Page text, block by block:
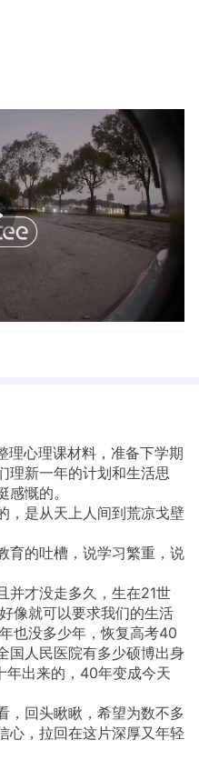
理心理课材料，准备下学期
理新一年的计划和生活思
慨的。
，是从天上人间到荒凉戈壁
育的吐槽，说学习繁重，说
并才没走多久，生在21世
像就可以要求我们的生活
也没多少年，恢复高考40
国人民医院有多少硕博出身
出来的，40年变成今天
，回头瞅瞅，希望为数不多
心，拉回在这片深厚又年轻